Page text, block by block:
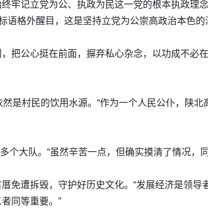
牢记立党为公、执政为民这一党的根本执政理
语格外醒目，这是坚持立党为公崇高政治本色
把公心挺在前面，摒弃私心杂念，以功成不必
是村民的饮用水源。“作为一个人民公仆，陕北
个大队。“虽然辛苦一点，但确实摸清了情况，
免遭拆毁，守护好历史文化。“发展经济是领
同等重要。”